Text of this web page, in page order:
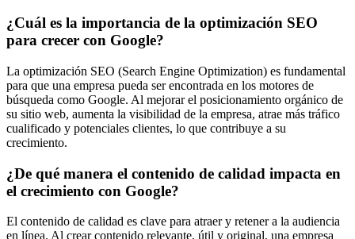
¿Cuál es la importancia de la optimización SEO
para crecer con Google?
La optimización SEO (Search Engine Optimization) es fundamental
para que una empresa pueda ser encontrada en los motores de
búsqueda como Google. Al mejorar el posicionamiento orgánico de
su sitio web, aumenta la visibilidad de la empresa, atrae más tráfico
cualificado y potenciales clientes, lo que contribuye a su
crecimiento.
¿De qué manera el contenido de calidad impacta en
el crecimiento con Google?
El contenido de calidad es clave para atraer y retener a la audiencia
en línea. Al crear contenido relevante, útil y original, una empresa